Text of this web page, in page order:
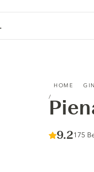
HOME
Score :
9.2/ 10
175